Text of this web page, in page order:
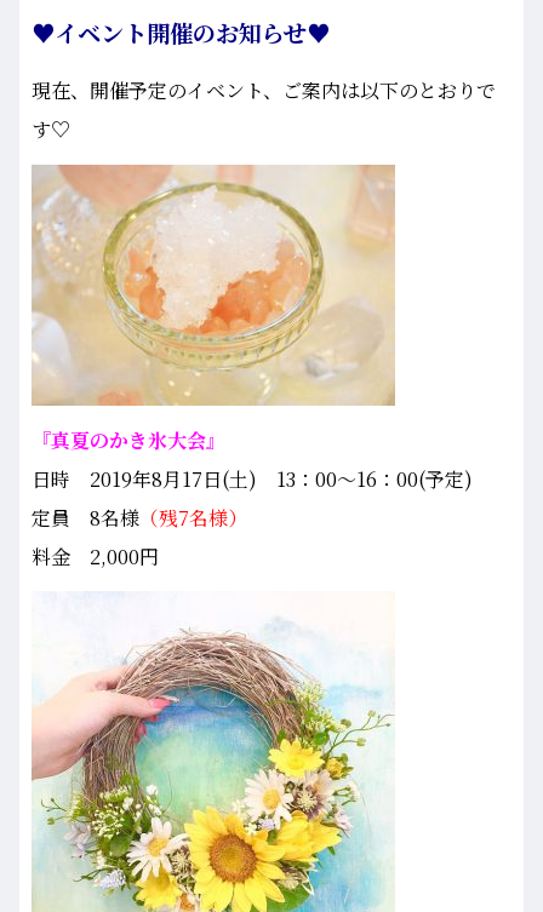
♥イベント開催のお知らせ♥
現在、開催予定のイベント、ご案内は以下のとおりで
す♡
『真夏のかき氷大会』
日時 2019年8月17日(土) 13：00～16：00(予定)
定員 8名様 （残7名様）
料金 2,000円